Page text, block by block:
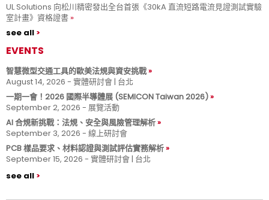
UL Solutions 向松川精密發出全台首張《30kA 直流短路電流見證測試實驗
室計畫》資格證書
see all
EVENTS
智慧微型交通工具的歐美法規與資安挑戰
August 14, 2026 - 實體研討會 | 台北
一期一會！2026 國際半導體展 (SEMICON Taiwan 2026)
September 2, 2026 - 展覽活動
AI 合規新挑戰：法規、安全與風險管理解析
September 3, 2026 - 線上研討會
PCB 樣品要求、材料認證與測試評估實務解析
September 15, 2026 - 實體研討會 | 台北
see all